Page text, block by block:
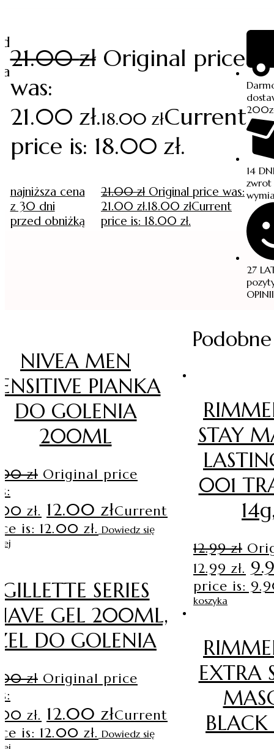
21.00zł Original price
was:
21.00 zł.18.00 złCurrent
price is: 18.00 zł.
najniższa cena
z 30 dni
przed obniżką
21.00zł Original price was:
21.00 zł.18.00złCurrent
price is: 18.00 zł.
14
zwrot
27
OPINII
NIVEA MEN
PIANKA
DO GOLENIA
200ML
zł Original price
zł. 12.00 złCurrent
is: 12.00 zł. Dowiedz się
GILLETTE SERIES
GEL 200ML,
DO GOLENIA
zł Original price
zł. 12.00 złCurrent
is: 12.00 zł. Dowiedz się
STAY
001
12.99zł
12.99 zł.
price is:
koszyka
EXTRA